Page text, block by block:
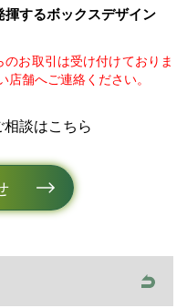
するボックスデザイン
お取引は受け付けておりま
舗へご連絡ください。
談はこちら